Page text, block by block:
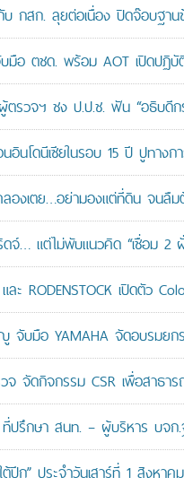
กสก. ลุยต่อเนื่อง ปิดจ๊อบฐา
อ ตชด. พร้อม AOT เปิดปฏิบั
ตรวจฯ ชง ป.ป.ช. ฟัน “อธิบดีก
อินโดนีเซียในรอบ 15 ปี ปูทาง
ลองเตย…อย่ามองแต่ที่ดิน จนลื
จ์… แต่ไม่พับแนวคิด “เชื่อม 2 ฝั่
ละ RODENSTOCK เปิดตัว
บมือ YAMAHA จัดอบรมยกร
จ จัดกิจกรรม CSR เพื่อสาธาร
ที่ปรึกษา สนท. – ผู้บริหาร บจก
ปีก” ประจำวันเสาร์ที่ 1 สิงหา